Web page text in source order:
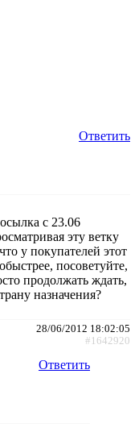
Ответить
с 23.06
эту ветку
у покупателей этот
посоветуйте,
продолжать ждать,
назначения?
28/06/2012 18:02:05
#1642920
Ответить